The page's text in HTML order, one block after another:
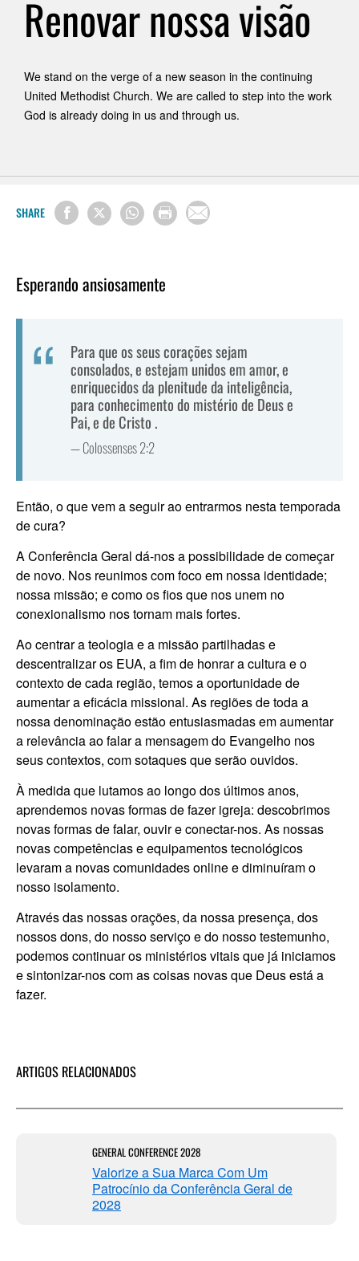
Renovar nossa visão
We stand on the verge of a new season in the continuing
United Methodist Church. We are called to step into the work
God is already doing in us and through us.
SHARE
Esperando ansiosamente
Para que os seus corações sejam
consolados, e estejam unidos em amor, e
enriquecidos da plenitude da inteligência,
para conhecimento do mistério de Deus e
Pai, e de Cristo .
— Colossenses 2:2
Então, o que vem a seguir ao entrarmos nesta temporada
de cura?
A Conferência Geral dá-nos a possibilidade de começar
de novo. Nos reunimos com foco em nossa identidade;
nossa missão; e como os fios que nos unem no
conexionalismo nos tornam mais fortes.
Ao centrar a teologia e a missão partilhadas e
descentralizar os EUA, a fim de honrar a cultura e o
contexto de cada região, temos a oportunidade de
aumentar a eficácia missional. As regiões de toda a
nossa denominação estão entusiasmadas em aumentar
a relevância ao falar a mensagem do Evangelho nos
seus contextos, com sotaques que serão ouvidos.
À medida que lutamos ao longo dos últimos anos,
aprendemos novas formas de fazer igreja: descobrimos
novas formas de falar, ouvir e conectar-nos. As nossas
novas competências e equipamentos tecnológicos
levaram a novas comunidades online e diminuíram o
nosso isolamento.
Através das nossas orações, da nossa presença, dos
nossos dons, do nosso serviço e do nosso testemunho,
podemos continuar os ministérios vitais que já iniciamos
e sintonizar-nos com as coisas novas que Deus está a
fazer.
ARTIGOS RELACIONADOS
GENERAL CONFERENCE 2028
Valorize a Sua Marca Com Um
Patrocínio da Conferência Geral de
2028